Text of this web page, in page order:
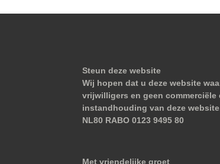
Steun deze website
Wij hopen dat u deze website
vrijwilligers en geen
instandhouding van deze
NL80 RABO 0123 9495 80
Met vriendelijke groet